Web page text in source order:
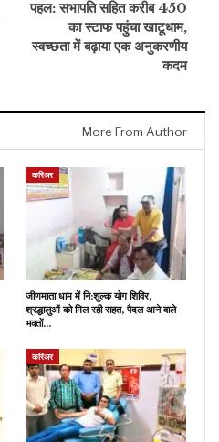
पहल: सभापति सहित करीब 450
का स्टाफ पहुंचा खाटूधाम,
स्वच्छता में बढ़ाया एक अनुकरणीय
कदम
More From Author
करिअर
जीणमाता धाम में नि:शुल्क योग शिविर,
श्रद्धालुओं को मिल रही राहत, पैदल आने वाले
भक्तों…
करिअर